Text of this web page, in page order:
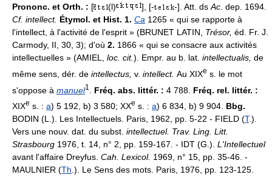
Prononc. et Orth. : [ (l) ], [- -]. Att. ds Ac. dep. 1694.
Cf. intellect. Étymol. et Hist. 1. Ca 1265 « qui se rapporte à
l'intellect, à l'activité de l'esprit » (BRUNET LATIN, Trésor, éd. Fr. J.
Carmody, II, 30, 3); d'où 2. 1866 « qui se consacre aux activités
intellectuelles » (AMIEL, loc. cit.). Empr. au b. lat. intellectualis, de
même sens, dér. de intellectus, v. intellect. Au XIXe s. le mot
s'oppose à manuel1 Fréq. abs. littér. : 4 788. Fréq. rel. littér. :
XIXe s. : a) 5 192, b) 3 580; XXe s. : a) 6 834, b) 9 904. Bbg.
BODIN (L.). Les Intellectuels. Paris, 1962, pp. 5-22 - FIELD (T.).
Vers une nouv. dat. du subst. intellectuel. Trav. Ling. Litt.
Strasbourg 1976, t. 14, n° 2, pp. 159-167. - IDT (G.). L'Intellectuel
avant l'affaire Dreyfus. Cah. Lexicol. 1969, n° 15, pp. 35-46. -
MAULNIER (Th .). Le Sens des mots. Paris, 1976, pp. 123-125.